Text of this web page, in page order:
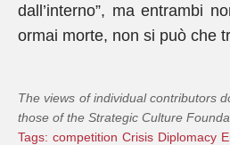
dall’interno”, ma entrambi
ormai morte, non si può che
The views of individual contributors
those of the Strategic Culture
Tags: competition Crisis Diplomacy